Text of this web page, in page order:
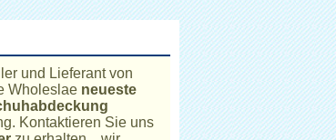
und Lieferant von
Wholeslae neueste
Kontaktieren Sie uns